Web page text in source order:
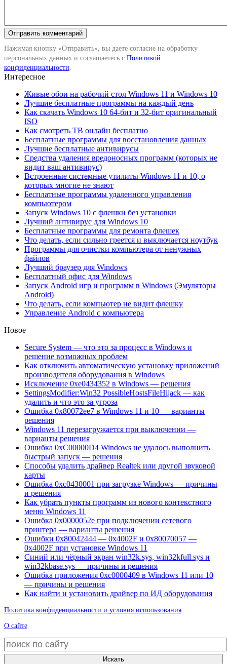
Нажимая кнопку «Отправить», вы даете согласие на обработку
персональных данных и соглашаетесь с Политикой
конфиденциальности.
Интересное
Живые обои на рабочий стол Windows 11 и Windows 10
Лучшие бесплатные программы на каждый день
Как скачать Windows 10 64-бит и 32-бит оригинальный
ISO
Как смотреть ТВ онлайн бесплатно
Бесплатные программы для восстановления данных
Лучшие бесплатные антивирусы
Средства удаления вредоносных программ (которых не
видит ваш антивирус)
Встроенные системные утилиты Windows 11 и 10, о
которых многие не знают
Бесплатные программы удаленного управления
компьютером
Запуск Windows 10 с флешки без установки
Лучший антивирус для Windows 10
Бесплатные программы для ремонта флешек
Что делать, если сильно греется и выключается ноутбук
Программы для очистки компьютера от ненужных
файлов
Лучший браузер для Windows
Бесплатный офис для Windows
Запуск Android игр и программ в Windows (Эмуляторы
Android)
Что делать, если компьютер не видит флешку
Управление Android с компьютера
Новое
Secure System — что это за процесс в Windows и
решение возможных проблем
Как отключить автоматическую установку приложений
производителя оборудования в Windows
Исключение 0xe0434352 в Windows — решения
SettingsModifier:Win32 PossibleHostsFileHijack — как
удалить и что это за угроза
Ошибка 0x80072ee7 в Windows 11 и 10 — варианты
решения
Windows 11 перезагружается при выключении —
варианты решения
Ошибка 0xC00000D4 Windows не удалось выполнить
быстрый запуск — решения
Способы удалить драйвер Realtek или другой звуковой
карты
Ошибка 0xc0430001 при загрузке Windows — причины
и решения
Как убрать пункты программ из нового контекстного
меню Windows 11
Ошибка 0x0000052e при подключении сетевого
принтера — варианты решения
Ошибки 0x80042444 — 0x4002F и 0x80070057 —
0x4002F при установке Windows 11
Синий или чёрный экран win32k.sys, win32kfull.sys и
win32kbase.sys — причины и решения
Ошибка приложения 0xc0000409 в Windows 11 или 10
— причины и решения
Как найти и установить драйвер по ИД оборудования
Политика конфиденциальности и условия использования
О сайте
Искать